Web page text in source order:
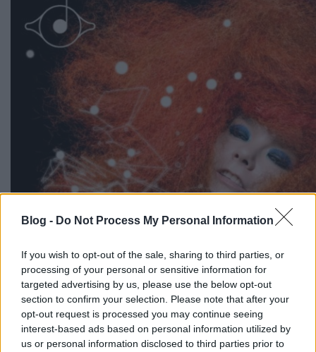
Blog - Do Not Process My Personal Information
If you wish to opt-out of the sale, sharing to third parties, or
processing of your personal or sensitive information for
targeted advertising by us, please use the below opt-out
section to confirm your selection. Please note that after your
opt-out request is processed you may continue seeing
interest-based ads based on personal information utilized by
us or personal information disclosed to third parties prior to
ez pedig már egy 20 másodperces részlet aMoon
című szám stúdióverziójából: